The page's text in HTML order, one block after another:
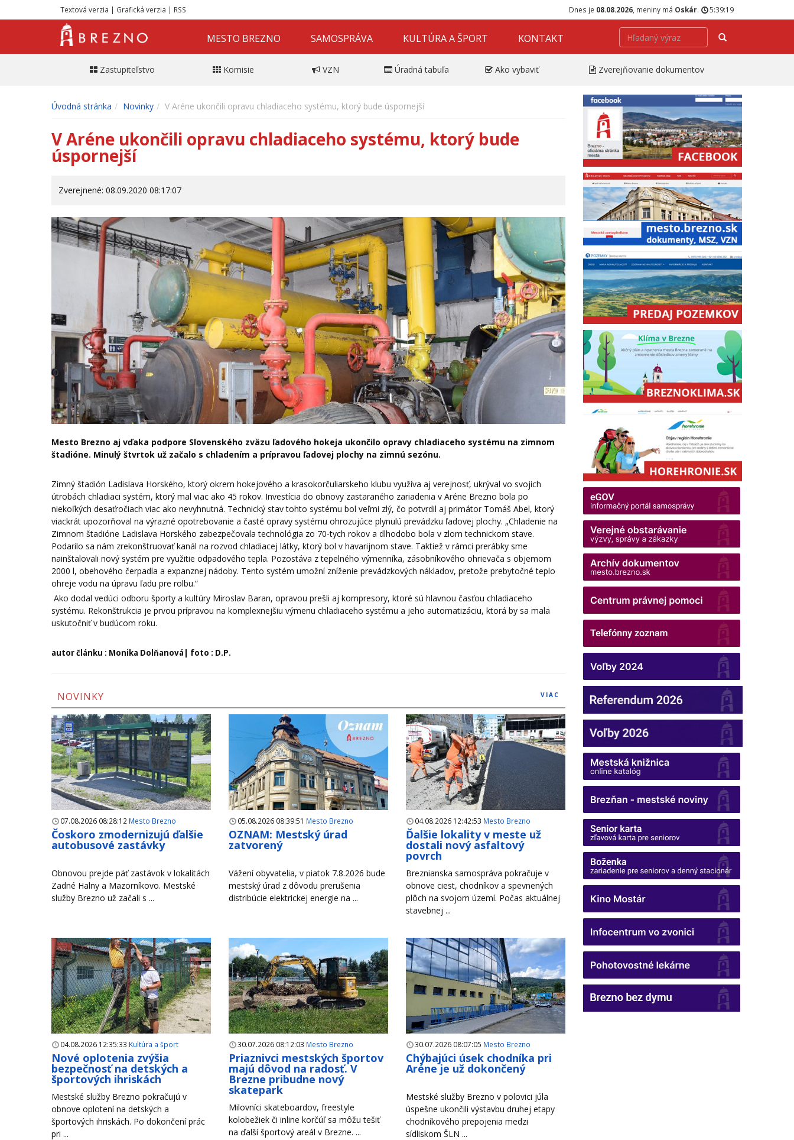
Textová verzia | Grafická verzia | RSS Dnes je 08.08.2026 , meniny má Oskár. 5:39:20
MESTO BREZNO SAMOSPRÁVA KULTÚRA A ŠPORT KONTAKT Hľadať
Zastupiteľstvo Komisie VZN Úradná tabuľa Ako vybaviť Zverejňovanie dokumentov
Úvodná stránka Novinky V Aréne ukončili opravu chladiaceho systému, ktorý bude úspornejší
V Aréne ukončili opravu chladiaceho systému, ktorý bude
úspornejší
Zverejnené: 08.09.2020 08:17:07
Mesto Brezno aj vďaka podpore Slovenského zväzu ľadového hokeja ukončilo opravy chladiaceho systému na zimnom
štadióne. Minulý štvrtok už začalo s chladením a prípravou ľadovej plochy na zimnú sezónu.
Zimný štadión Ladislava Horského, ktorý okrem hokejového a krasokorčuliarskeho klubu využíva aj verejnosť, ukrýval vo svojich
útrobách chladiaci systém, ktorý mal viac ako 45 rokov. Investícia do obnovy zastaraného zariadenia v Aréne Brezno bola po
niekoľkých desaťročiach viac ako nevyhnutná. Technický stav tohto systému bol veľmi zlý, čo potvrdil aj primátor Tomáš Abel, ktorý
viackrát upozorňoval na výrazné opotrebovanie a časté opravy systému ohrozujúce plynulú prevádzku ľadovej plochy. „Chladenie na
Zimnom štadióne Ladislava Horského zabezpečovala technológia zo 70-tych rokov a dlhodobo bola v zlom technickom stave.
Podarilo sa nám zrekonštruovať kanál na rozvod chladiacej látky, ktorý bol v havarijnom stave. Taktiež v rámci prerábky sme
nainštalovali nový systém pre využitie odpadového tepla. Pozostáva z tepelného výmenníka, zásobníkového ohrievača s objemom
2000 l, obehového čerpadla a expanznej nádoby. Tento systém umožní zníženie prevádzkových nákladov, pretože prebytočné teplo
ohreje vodu na úpravu ľadu pre rolbu.“
Ako dodal vedúci odboru športy a kultúry Miroslav Baran, opravou prešli aj kompresory, ktoré sú hlavnou časťou chladiaceho
systému. Rekonštrukcia je prvou prípravou na komplexnejšiu výmenu chladiaceho systému a jeho automatizáciu, ktorá by sa mala
uskutočniť v budúcom roku.
autor článku : Monika Dolňanová| foto : D.P.
NOVINKY VIAC
07.08.2026 08:28:12 Mesto Brezno
Čoskoro zmodernizujú ďalšie
autobusové zastávky
Obnovou prejde päť zastávok v lokalitách
Zadné Halny a Mazorníkovo. Mestské
služby Brezno už začali s ...
05.08.2026 08:39:51 Mesto Brezno
OZNAM: Mestský úrad
zatvorený
Vážení obyvatelia, v piatok 7.8.2026 bude
mestský úrad z dôvodu prerušenia
distribúcie elektrickej energie na ...
04.08.2026 12:42:53 Mesto Brezno
Ďalšie lokality v meste už
dostali nový asfaltový
povrch
Breznianska samospráva pokračuje v
obnove ciest, chodníkov a spevnených
plôch na svojom území. Počas aktuálnej
stavebnej ...
04.08.2026 12:35:33 Kultúra a šport
Nové oplotenia zvýšia
bezpečnosť na detských a
športových ihriskách
Mestské služby Brezno pokračujú v
obnove oplotení na detských a
športových ihriskách. Po dokončení prác
pri ...
30.07.2026 08:12:03 Mesto Brezno
Priaznivci mestských športov
majú dôvod na radosť. V
Brezne pribudne nový
skatepark
Milovníci skateboardov, freestyle
kolobežiek či inline korčúľ sa môžu tešiť
na ďalší športový areál v Brezne. ...
30.07.2026 08:07:05 Mesto Brezno
Chýbajúci úsek chodníka pri
Aréne je už dokončený
Mestské služby Brezno v polovici júla
úspešne ukončili výstavbu druhej etapy
chodníkového prepojenia medzi
sídliskom ŠLN ...